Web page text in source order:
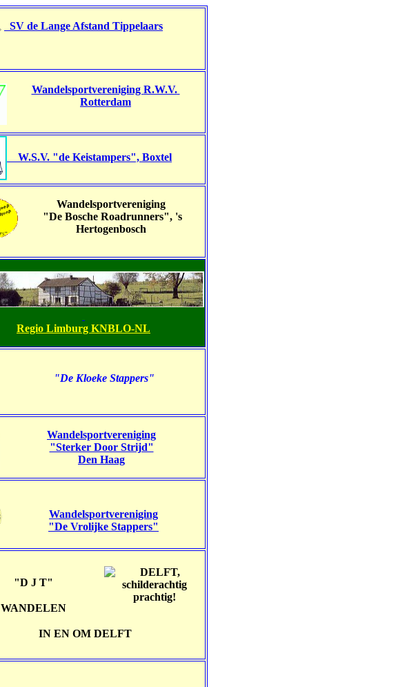
SV de Lange Afstand Tippelaars
Wandelsportvereniging R.W.V.
Rotterdam
W.S.V. "de Keistampers", Boxtel
Wandelsportvereniging
"De Bosche Roadrunners", 's
Hertogenbosch
Regio Limburg KNBLO-NL
"De Kloeke Stappers"
Wandelsportvereniging
"Sterker Door Strijd"
Den Haag
Wandelsportvereniging
"De Vrolijke Stappers"
"D J T"
WANDELEN
IN EN OM DELFT